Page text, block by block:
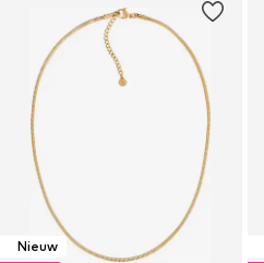
Nieuw